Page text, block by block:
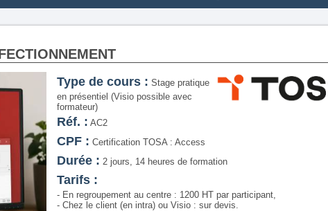
Type de cours : Stage pratique
en présentiel (Visio possible avec
formateur)
Réf. : AC2
CPF : Certification TOSA : Access
Durée : 2 jours, 14 heures de formation
Tarifs :
- En regroupement au centre : 1200 HT par participant,
- Chez le client (en intra) ou Visio : sur devis.